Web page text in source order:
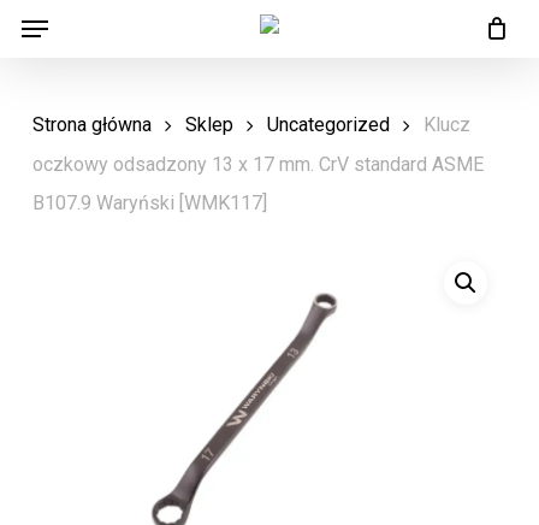
Skip
content
Menu
Strona główna Sklep Uncategorized
Klucz
oczkowy odsadzony 13 x 17 mm. CrV standard ASME
B107.9 Waryński [WMK117]
Menu